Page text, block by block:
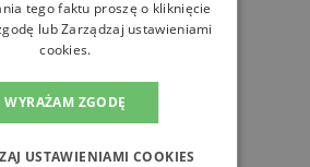
tego faktu proszę o kliknięcie
lub Zarządzaj ustawieniami
cookies.
WYRAŻAM ZGODĘ
USTAWIENIAMI COOKIES